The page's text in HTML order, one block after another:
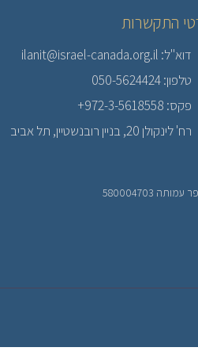
התקשרות
דוא"ל: ilanit@israel-canada.org.il
טלפון: 050-5624424
פקס: 972-3-5618558+
רח' לינקולן 20, בניין רובנשטיין, תל אביב
580004703